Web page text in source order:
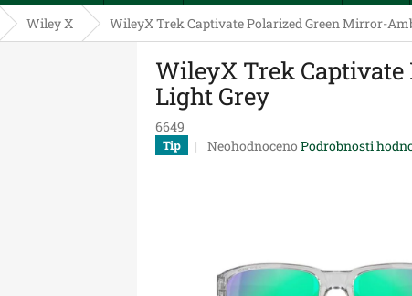
Wiley X WileyX Trek Captivate Polarized Green Mirror-
WileyX Trek
Light Grey
6649
Tip
Průměrné
hvězdiček.
Neohodnoceno Podrobnosti